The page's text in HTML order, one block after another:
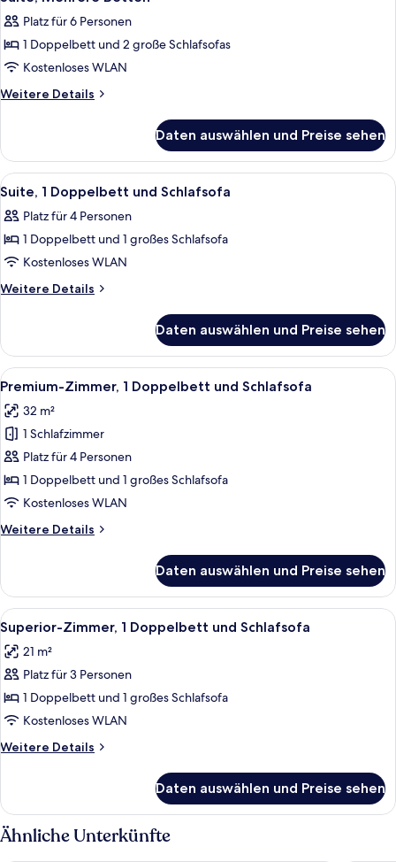
Fotos
für
Suite,
Mehrere
Betten
Platz für 6 Personen
1 Doppelbett und 2 große Schlafsofas
Kostenloses WLAN
Weitere Details
Weitere
Mehrere
Betten
Daten auswählen und Preise sehen
Alle
Fotos
für
Suite,
1 Doppelbett
und
Ein Hotelzimmer mit einem Bett,
4
Suite, 1 Doppelbett und Schlafsofa
Platz für 4 Personen
1 Doppelbett und 1 großes Schlafsofa
Kostenloses WLAN
Weitere Details
Weitere
1 Doppelbett
und
Schlafsofa
Daten auswählen und Preise sehen
Alle
Fotos
für
Premium-
Zimmer,
1 Doppelbett
und
anzeigen
Ein Hotelzimmer mit Bett,
5
Premium-Zimmer, 1 Doppelbett und Schlafsofa
32 m²
1 Schlafzimmer
Platz für 4 Personen
1 Doppelbett und 1 großes Schlafsofa
Kostenloses WLAN
Weitere Details
Weitere
Zimmer,
1 Doppelbett
und
Schlafsofa
Daten auswählen und Preise sehen
Alle
Fotos
für
Superior-
Zimmer,
1 Doppelbett
und
Schlafsofa
Ein Hotelzimmer mit Bett, Sofa,
2
Superior-Zimmer, 1 Doppelbett und Schlafsofa
21 m²
Platz für 3 Personen
1 Doppelbett und 1 großes Schlafsofa
Kostenloses WLAN
Weitere Details
Weitere
Zimmer,
1 Doppelbett
und
Schlafsofa
Daten auswählen und Preise sehen
Ähnliche Unterkünfte